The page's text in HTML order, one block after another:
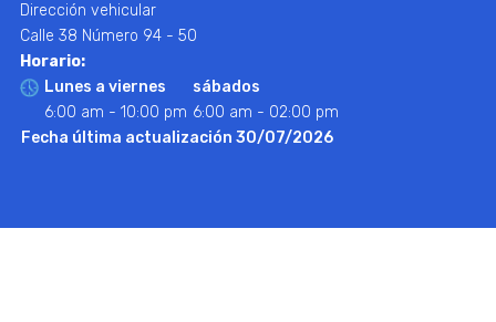
Dirección vehicular
Calle 38 Número 94 - 50
Horario:
Lunes a viernes
6:00 am - 10:00 pm
sábados
6:00 am - 02:00 pm
Fecha última actualización 30/07/2026